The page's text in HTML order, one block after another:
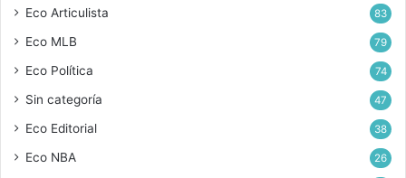
Eco Articulista 83
Eco MLB 79
Eco Política 74
Sin categoría 47
Eco Editorial 38
Eco NBA 26